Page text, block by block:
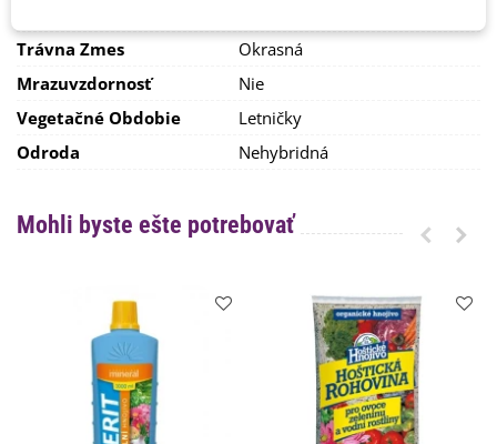
Trávna Zmes
Okrasná
Mrazuvzdornosť
Nie
Vegetačné Obdobie
Letničky
Odroda
Nehybridná
Mohli byste ešte potrebovať